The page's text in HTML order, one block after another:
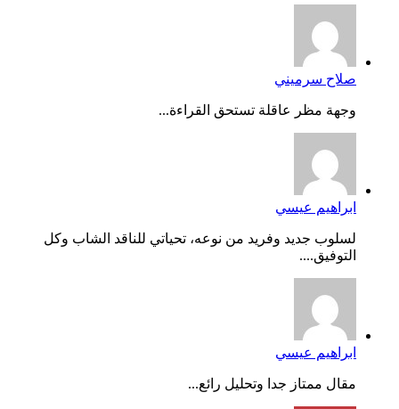
صلاح سرميني
وجهة مظر عاقلة تستحق القراءة...
ابراهيم عيسي
لسلوب جديد وفريد من نوعه، تحياتي للناقد الشاب وكل
التوفيق....
ابراهيم عيسي
مقال ممتاز جدا وتحليل رائع...